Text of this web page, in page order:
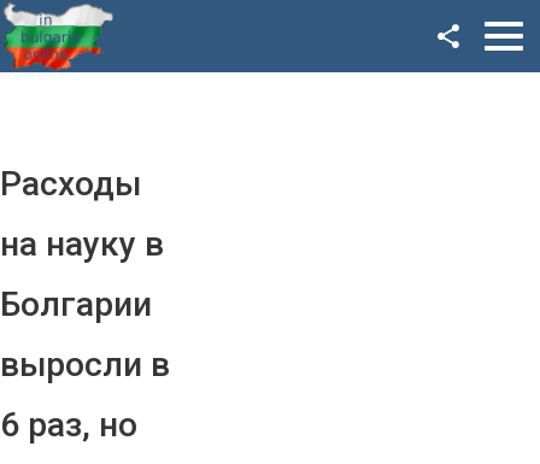
Расходы
на науку в
Болгарии
выросли в
6 раз, но